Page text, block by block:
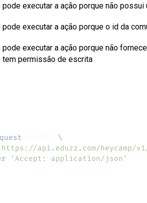
pode executar a ação porque não
pode executar a ação porque o id da
pode executar a ação porque não
tem permissão de escrita
\
api.eduzz.com/heycamp/v1/
'Accept: application/json'